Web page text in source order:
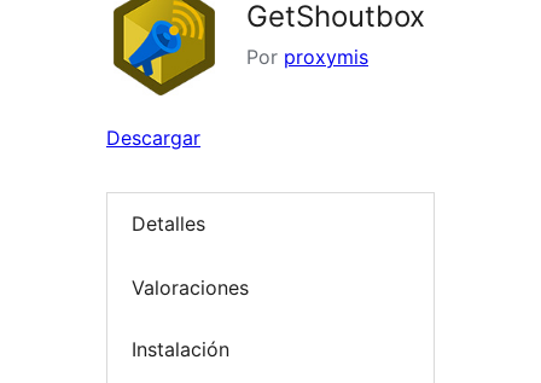
GetShoutbox
Por proxymis
Descargar
Detalles
Valoraciones
Instalación